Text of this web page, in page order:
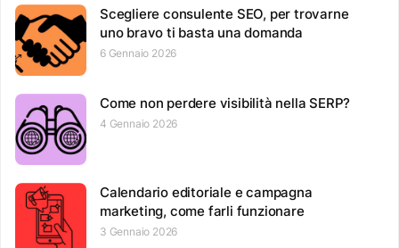
Scegliere consulente SEO, per trovarne
uno bravo ti basta una domanda
6 Gennaio 2026
Come non perdere visibilità nella SERP?
4 Gennaio 2026
Calendario editoriale e campagna
marketing, come farli funzionare
3 Gennaio 2026